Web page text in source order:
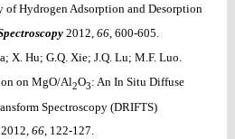
of Hydrogen Adsorption and Desorption
2012, 66, 600-605.
X. Hu; G.Q. Xie; J.Q. Lu; M.F. Luo.
on MgO/Al2O3: An In Situ Diffuse
Spectroscopy (DRIFTS)
2012, 66, 122-127.